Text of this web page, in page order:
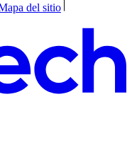
del sitio